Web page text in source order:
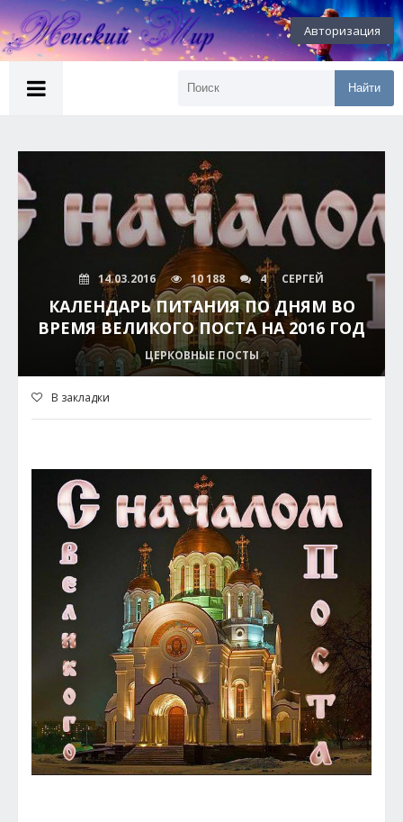
Авторизация
Найти
14.03.2016 10 188 4 СЕРГЕЙ
КАЛЕНДАРЬ ПИТАНИЯ ПО ДНЯМ ВО
ВРЕМЯ ВЕЛИКОГО ПОСТА НА 2016 ГОД
ЦЕРКОВНЫЕ ПОСТЫ
В закладки